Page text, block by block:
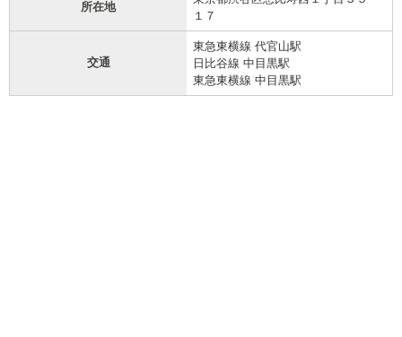
所在地
１７
交通
東急東横線 代官山駅
日比谷線 中目黒駅
東急東横線 中目黒駅